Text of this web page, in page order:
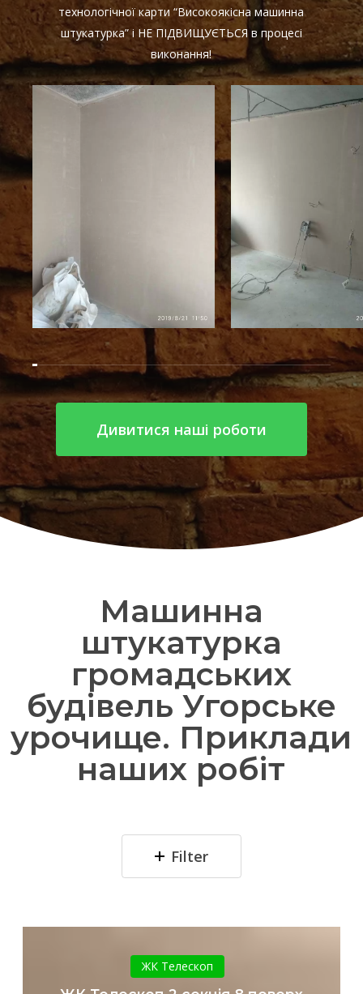
технологічної карти “Високоякісна машинна
штукатурка” і НЕ ПІДВИЩУЄТЬСЯ в процесі
виконання!
Дивитися наші роботи
Машинна
штукатурка
громадських
будівель Угорське
урочище. Приклади
наших робіт
Filter
Телескоп
2
ЖК Телескоп